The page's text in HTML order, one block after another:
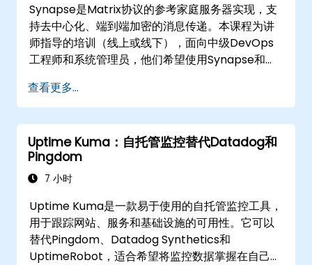
Synapse是Matrix协议的参考家庭服务器实现，支
持去中心化、端到端加密的消息传递。本课程为讲
师指导的培训（线上或线下），面向中级DevOps
工程师和系统管理员，他们希望使用Synapse和
基础设施。
查看更多...
Uptime Kuma：自托管监控替代Datadog和
Pingdom
7 小时
Uptime Kuma是一款易于使用的自托管监控工具，
用于跟踪网站、服务和基础设施的可用性。它可以
替代Pingdom、Datadog Synthetics和
UptimeRobot，适合希望将监控数据掌握在自己手